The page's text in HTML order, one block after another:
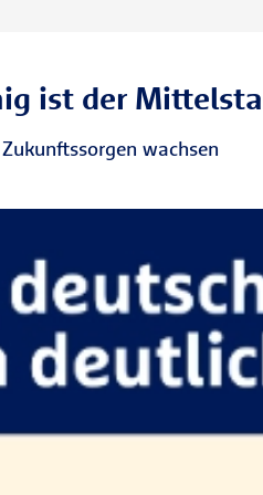
ist der
wachsen